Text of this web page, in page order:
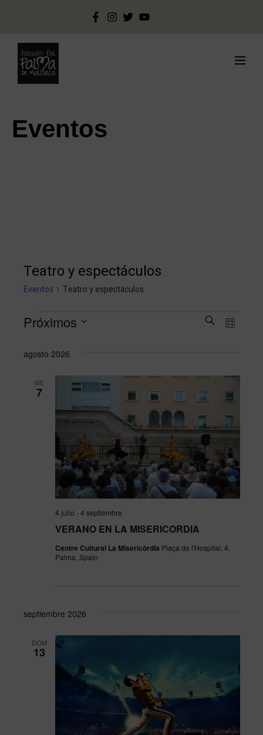
Eventos
Teatro y espectáculos
Eventos Teatro y espectáculos
y
vistas
de
Buscar
de
Lista
Próximos
la
fecha.
agosto 2026
VIE
7
VERANO EN LA MISERICORDIA
4 julio -4 septiembre
Centre Cultural La Misericòrdia Plaça de l'Hospital, 4,
Palma, Spain
septiembre 2026
DOM
13